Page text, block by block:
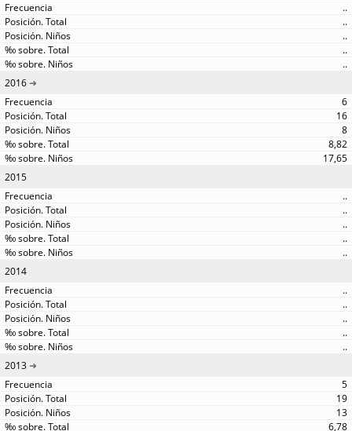
..
..
..
..
..
2016
6
16
8
8,82
17,65
2015
..
..
..
..
..
2014
..
..
..
..
..
2013
5
19
13
6,78